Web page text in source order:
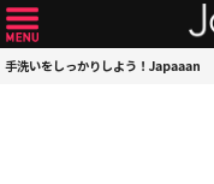
手洗いをしっかりしよう！Japaaan